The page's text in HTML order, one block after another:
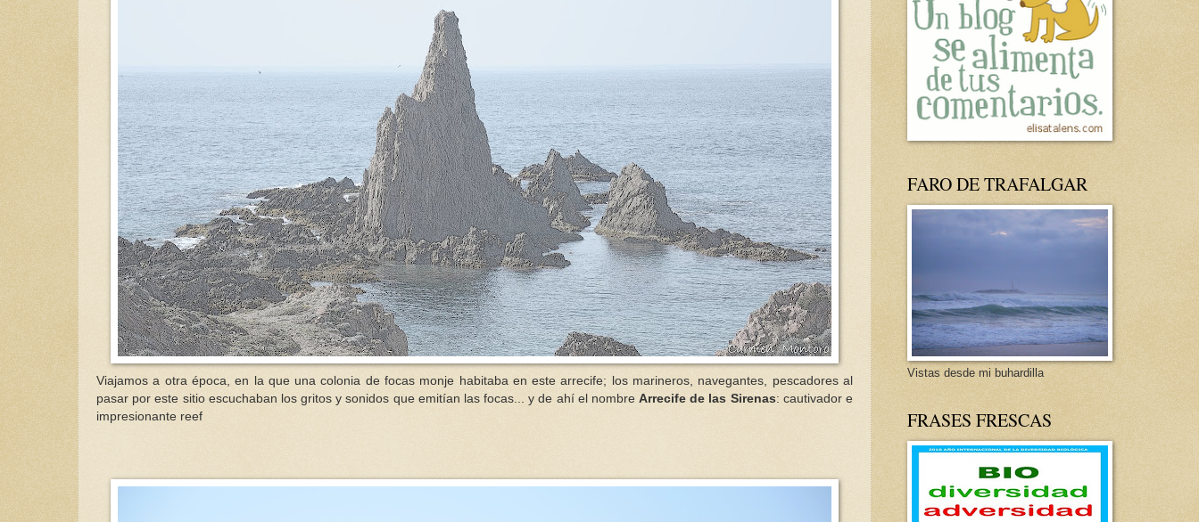
Viajamos a otra época, en la que una colonia de focas monje habitaba en este arrecife; los marineros, navegantes, pescadores al
pasar por este sitio escuchaban los gritos y sonidos que emitían las focas... y de ahí el nombreArrecife de las Sirenas: cautivador e
impresionante reef
FARO DE TRAFALGAR
Vistas desde mi buhardilla
FRASES FRESCAS